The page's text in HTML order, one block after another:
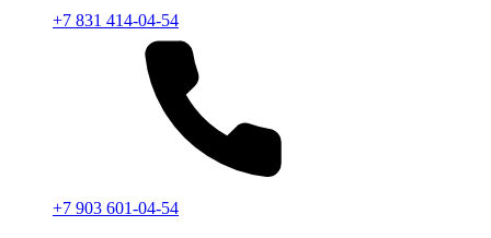
+7 831 414-04-54
+7 903 601-04-54